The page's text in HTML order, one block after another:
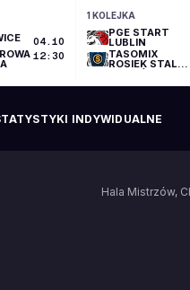
04.10
12:30
1 KOLEJKA
PGE START
LUBLIN
TASOMIX
ROSIEK STAL
WIELKOPOLSKI
INDYWIDUALNE
Hala Mistrzów,